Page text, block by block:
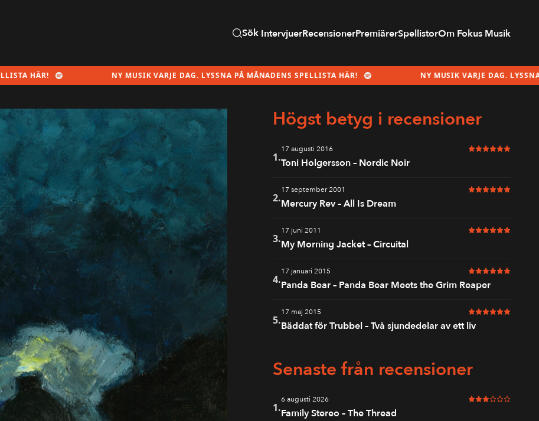
Sök IntervjuerRecensionerPremiärerSpellistorOm Fokus Musik
NY MUSIK VARJE DAG. LYSSNA PÅ MÅNADENS SPELLISTA HÄR! NY MUSIK VARJE DAG. LYSSNA PÅ
Högst betyg i recensioner
1.
17 augusti 2016 6 av 6 i betyg
Toni Holgersson – Nordic Noir
2.
17 september 2001 6 av 6 i betyg
Mercury Rev – All Is Dream
3.
17 juni 2011 6 av 6 i betyg
My Morning Jacket – Circuital
4.
17 januari 2015 6 av 6 i betyg
Panda Bear – Panda Bear Meets the Grim Reaper
5.
17 maj 2015 6 av 6 i betyg
Bäddat för Trubbel – Två sjundedelar av ett liv
Senaste från recensioner
1.
6 augusti 2026 3 av 6 i betyg
Family Stereo – The Thread